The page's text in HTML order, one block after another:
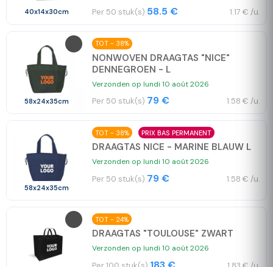
40x14x30cm Per 50 stuk(s) 58.5 € 1.17 € /u.
58x24x35cm
TOT - 38%
NONWOVEN DRAAGTAS "NICE"
DENNEGROEN - L
Verzonden op lundi 10 août 2026
Per 50 stuk(s) 79 € 1.58 € /u.
58x24x35cm
TOT - 38% PRIX BAS PERMANENT
DRAAGTAS NICE - MARINE BLAUW L
Verzonden op lundi 10 août 2026
Per 50 stuk(s) 79 € 1.58 € /u.
TOT - 24%
DRAAGTAS "TOULOUSE" ZWART
Verzonden op lundi 10 août 2026